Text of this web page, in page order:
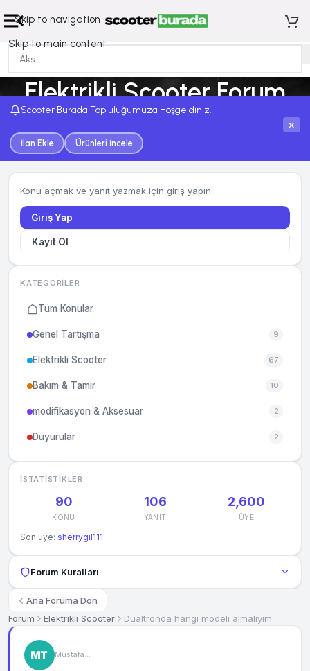
Skip to navigation
Skip to main content
Elektrikli Scooter Forum
Ana Sayfa Elektrikli Scooter Forum
Scooter Burada Topluluğumuza Hoşgeldiniz.
İlan Ekle Ürünleri İncele
×
Konu açmak ve yanıt yazmak için giriş yapın.
Giriş Yap
Kayıt Ol
KATEGORILER
Tüm Konular
Genel Tartışma 9
Elektrikli Scooter 67
Bakım & Tamir 10
modifikasyon & Aksesuar 2
Duyurular 2
İSTATISTIKLER
90
KONU
106
YANIT
2,600
ÜYE
Son üye: sherrygil111
Forum Kuralları
Ana Foruma Dön
Forum
Elektrikli Scooter Dualtronda hangi modeli almalıyım
Mustafa Togluk